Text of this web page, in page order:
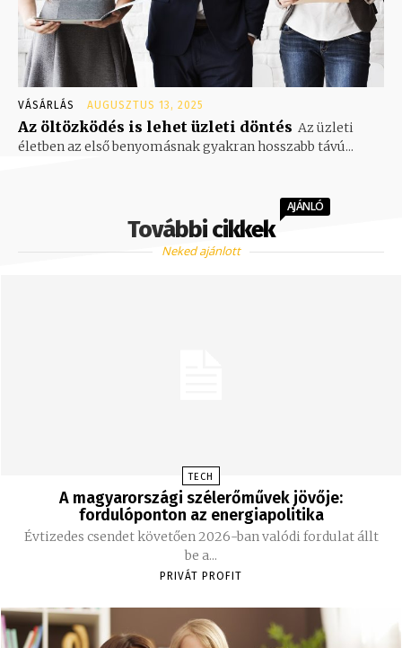
VÁSÁRLÁS AUGUSZTUS 13, 2025
Az öltözködés is lehet üzleti döntés Az üzleti
életben az első benyomásnak gyakran hosszabb távú...
További cikkek
AJÁNLÓ
Neked ajánlott
TECH
A magyarországi szélerőművek jövője:
fordulóponton az energiapolitika
Évtizedes csendet követően 2026-ban valódi fordulat állt
be a...
PRIVÁT PROFIT